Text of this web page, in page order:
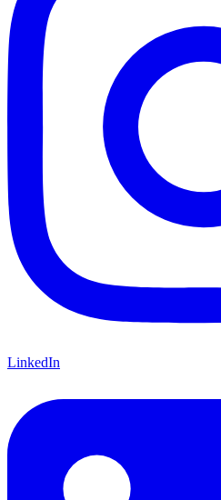
LinkedIn